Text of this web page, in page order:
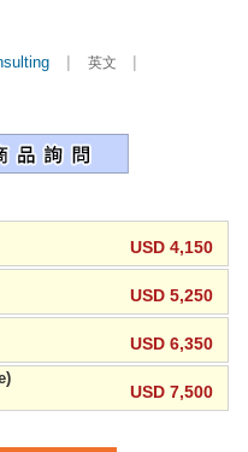
| 英文 |
USD 4,150
USD 5,250
USD 6,350
USD 7,500